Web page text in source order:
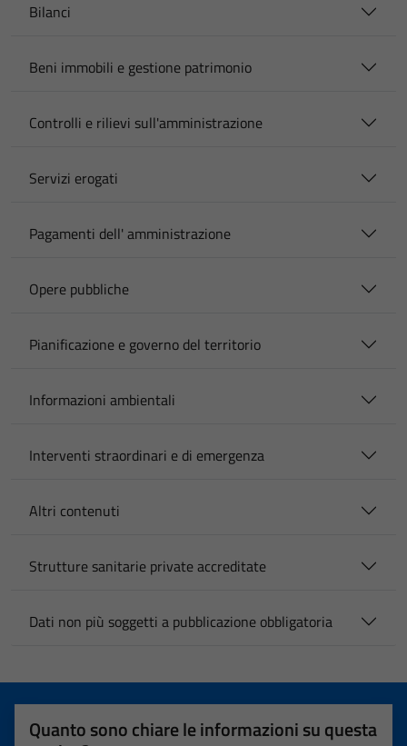
Bilanci
Beni immobili e gestione patrimonio
Controlli e rilievi sull'amministrazione
Servizi erogati
Pagamenti dell' amministrazione
Opere pubbliche
Pianificazione e governo del territorio
Informazioni ambientali
Interventi straordinari e di emergenza
Altri contenuti
Strutture sanitarie private accreditate
Dati non più soggetti a pubblicazione obbligatoria
Quanto sono chiare le informazioni su questa